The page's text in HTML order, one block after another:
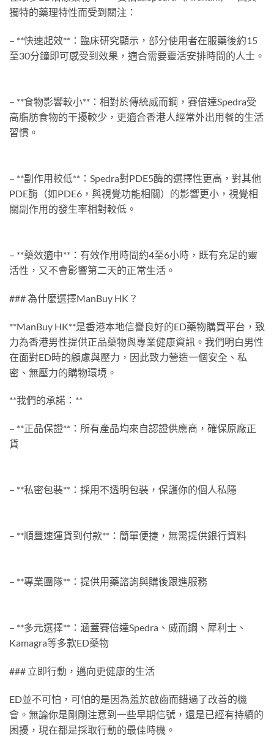
獨特的藥理特性而受到關注：
– **快速起效**：臨床研究顯示，部分使用者在服藥後約15
至30分鐘即可感受到效果，適合需要靈活安排時間的人士。
– **食物影響較小**：相對於傳統威而鋼，賽倍達Spedra受
高脂肪食物的干擾較少，更適合香港人經常外出用餐的生活
習慣。
– **副作用較低**：Spedra對PDE5酶的選擇性更高，對其他
PDE酶（如PDE6，與視覺功能相關）的影響更小，視覺相
關副作用的發生率相對較低。
– **藥效適中**：有效作用時間約4至6小時，既有充足的靈
活性，又不會影響第二天的正常生活。
### 為什麼選擇ManBuy HK？
**ManBuy HK**是香港本地信譽良好的ED藥物購買平台，致
力為香港男性提供正品藥物與專業健康資訊。我們明白男性
在面對ED時的顧慮與壓力，因此致力營造一個安全、私
密、無壓力的購物環境。
**我們的承諾：**
– **正品保證**：所有產品均來自認證供應商，確保原廠正
貨
– **私密包裝**：採用不透明包裝，保護你的個人私隱
– **順豐速運貨到付款**：簡單便捷，無需提供銀行資料
– **專業團隊**：提供用藥諮詢與購後跟進服務
– **多元選擇**：涵蓋賽倍達Spedra、威而鋼、犀利士、
Kamagra等多款ED藥物
### 立即行動，邁向更健康的生活
ED並不可怕，可怕的是因為羞於啟齒而錯過了改善的機
會。無論你是剛剛注意到一些早期信號，還是已經有持續的
困擾，現在都是採取行動的最佳時機。